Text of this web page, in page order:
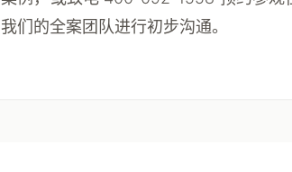
我们的全案团队进行初步沟通。